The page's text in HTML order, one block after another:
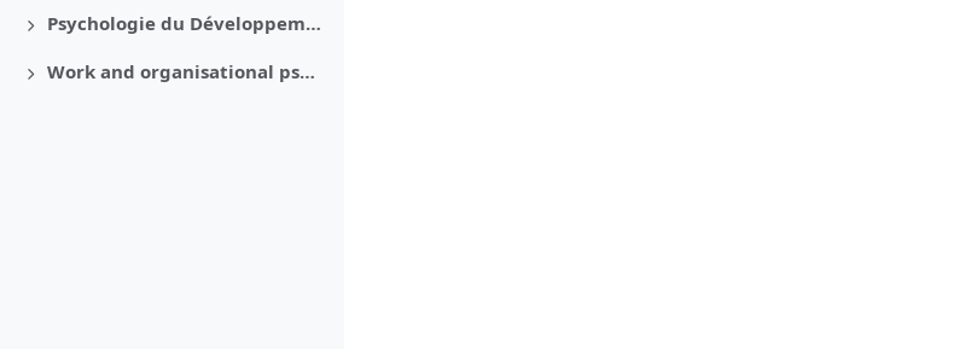
Déplier Psychologie du Développement et Scolaire
Déplier Work and organisational psychology